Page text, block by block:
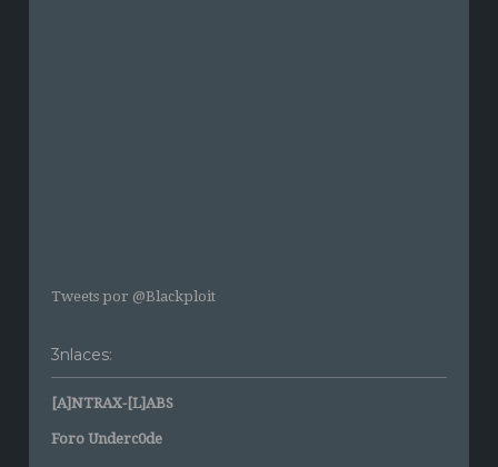
Tweets por @Blackploit
3nlaces:
[A]NTRAX-[L]ABS
Foro Underc0de